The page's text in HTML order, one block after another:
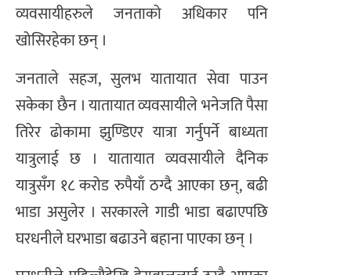
व्यवसायीहरुले जनताको अधिकार पनि
खोसिरहेका छन् ।
जनताले सहज, सुलभ यातायात सेवा पाउन
सकेका छैन । यातायात व्यवसायीले भनेजति पैसा
तिरेर ढोकामा झुण्डिएर यात्रा गर्नुपर्ने बाध्यता
यात्रुलाई छ । यातायात व्यवसायीले दैनिक
यात्रुसँग १८ करोड रुपैयाँ ठग्दै आएका छन्, बढी
भाडा असुलेर । सरकारले गाडी भाडा बढाएपछि
घरधनीले घरभाडा बढाउने बहाना पाएका छन् ।